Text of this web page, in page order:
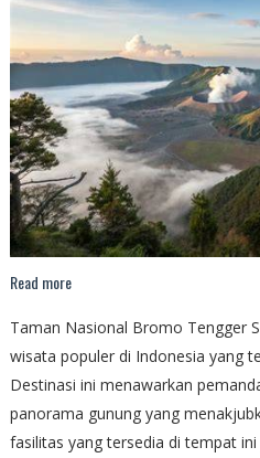
Read more
Taman Nasional Bromo Tengger
wisata populer di Indonesia yang
Destinasi ini menawarkan
panorama gunung yang
fasilitas yang tersedia di tempat